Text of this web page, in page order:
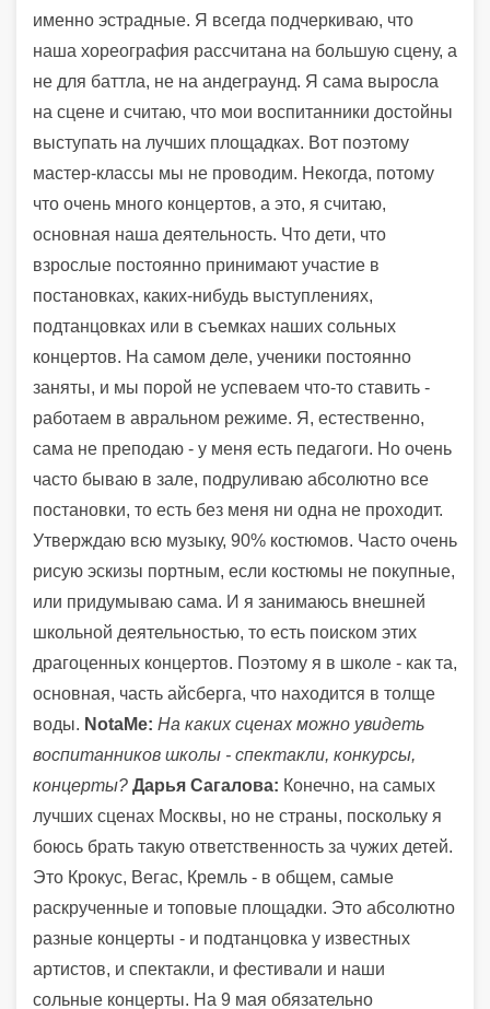
именно эстрадные. Я всегда подчеркиваю, что
наша хореография рассчитана на большую сцену, а
не для баттла, не на андеграунд. Я сама выросла
на сцене и считаю, что мои воспитанники достойны
выступать на лучших площадках. Вот поэтому
мастер-классы мы не проводим. Некогда, потому
что очень много концертов, а это, я считаю,
основная наша деятельность. Что дети, что
взрослые постоянно принимают участие в
постановках, каких-нибудь выступлениях,
подтанцовках или в съемках наших сольных
концертов. На самом деле, ученики постоянно
заняты, и мы порой не успеваем что-то ставить -
работаем в авральном режиме. Я, естественно,
сама не преподаю - у меня есть педагоги. Но очень
часто бываю в зале, подруливаю абсолютно все
постановки, то есть без меня ни одна не проходит.
Утверждаю всю музыку, 90% костюмов. Часто очень
рисую эскизы портным, если костюмы не покупные,
или придумываю сама. И я занимаюсь внешней
школьной деятельностью, то есть поиском этих
драгоценных концертов. Поэтому я в школе - как та,
основная, часть айсберга, что находится в толще
воды. NotaMe: На каких сценах можно увидеть
воспитанников школы - спектакли, конкурсы,
концерты? Дарья Сагалова: Конечно, на самых
лучших сценах Москвы, но не страны, поскольку я
боюсь брать такую ответственность за чужих детей.
Это Крокус, Вегас, Кремль - в общем, самые
раскрученные и топовые площадки. Это абсолютно
разные концерты - и подтанцовка у известных
артистов, и спектакли, и фестивали и наши
сольные концерты. На 9 мая обязательно